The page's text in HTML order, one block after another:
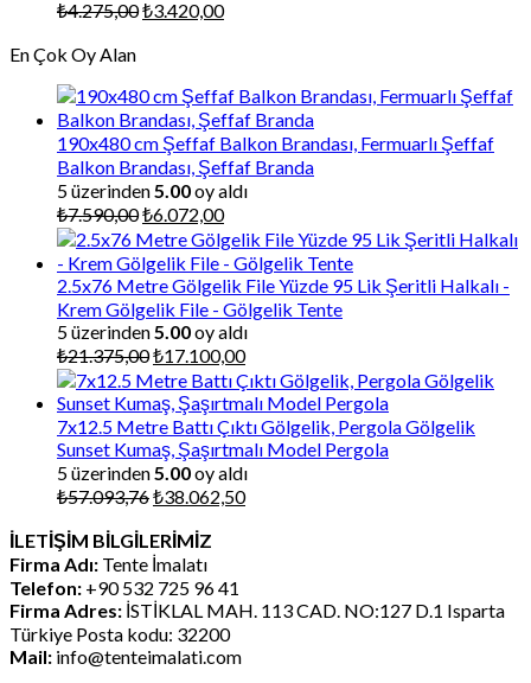
₺4.275,00Orijinal
₺3.420,00Şu
En Çok Oy Alan
190x480 cm Şeffaf Balkon Brandası, Fermuarlı Şeffaf
Balkon Brandası, Şeffaf Branda
5 üzerinden5.00oy aldı
₺7.590,00Orijinal
fiyat:
₺7.590,00.
₺6.072,00Şu
andaki
fiyat:
₺6.072,00.
2.5x76 Metre Gölgelik File Yüzde 95 Lik Şeritli Halkalı -
Krem Gölgelik File - Gölgelik Tente
5 üzerinden5.00oy aldı
₺21.375,00Orijinal
fiyat:
₺21.375,00.
₺17.100,00Şu
andaki
fiyat:
₺17.100,00.
7x12.5 Metre Battı Çıktı Gölgelik, Pergola Gölgelik
Sunset Kumaş, Şaşırtmalı Model Pergola
5 üzerinden5.00oy aldı
₺57.093,76Orijinal
₺57.093,76.
₺38.062,50Şu
İLETİŞİM BİLGİLERİMİZ
Firma Adı: Tente İmalatı
Telefon: +90 532 725 96 41
Firma Adres: İSTİKLAL MAH. 113 CAD. NO:127 D.1 Isparta
Türkiye Posta kodu: 32200
Mail: info@tenteimalati.com